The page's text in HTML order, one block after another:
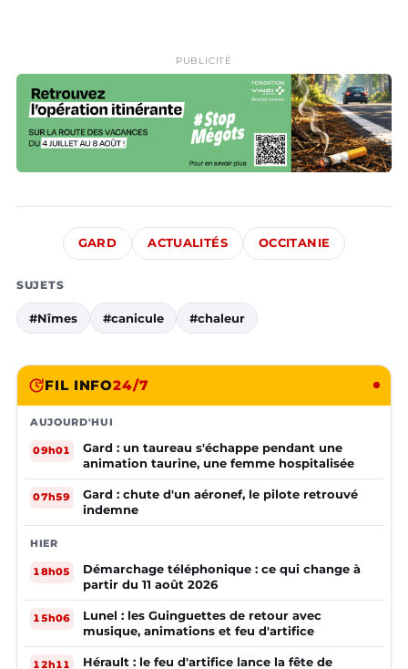
PUBLICITÉ
GARD ACTUALITÉS OCCITANIE
SUJETS
#Nîmes #canicule #chaleur
FIL INFO24/7
AUJOURD'HUI
09h01
Gard : un taureau s'échappe pendant une
animation taurine, une femme hospitalisée
07h59
Gard : chute d'un aéronef, le pilote retrouvé
indemne
HIER
18h05
Démarchage téléphonique : ce qui change à
partir du 11 août 2026
15h06
Lunel : les Guinguettes de retour avec
musique, animations et feu d'artifice
12h11 Hérault : le feu d'artifice lance la fête de